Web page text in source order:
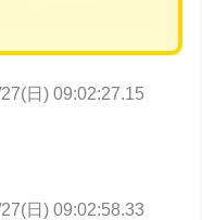
日) 09:02:27.15
日) 09:02:58.33